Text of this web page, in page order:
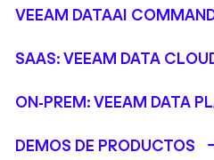
VEEAM DATAAI
SAAS: VEEAM DATA
ON-PREM: VEEAM DATA
DEMOS DE PRODUCTOS